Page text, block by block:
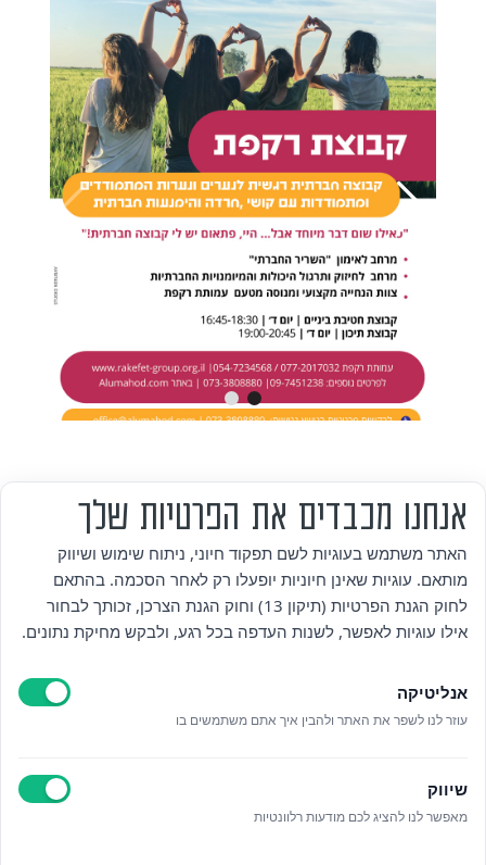
אזור אישי
מדיניות פרטיות
הצהרת נגישות
ניהול עוגיות
אנחנו מכבדים את הפרטיות שלך
האתר משתמש בעוגיות לשם תפקוד חיוני, ניתוח שימוש ושיווק
מותאם. עוגיות שאינן חיוניות יופעלו רק לאחר הסכמה. בהתאם
לחוק הגנת הפרטיות (תיקון 13) וחוק הגנת הצרכן, זכותך לבחור
אילו עוגיות לאפשר, לשנות העדפה בכל רגע, ולבקש מחיקת נתונים.
אנליטיקה
עוזר לנו לשפר את האתר ולהבין איך אתם משתמשים בו
שיווק
מאפשר לנו להציג לכם מודעות רלוונטיות